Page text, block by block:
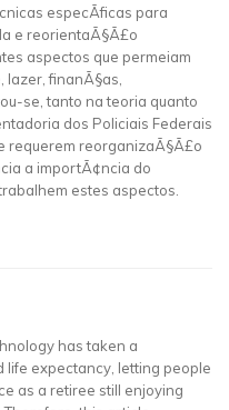
especÃ­ficas para
e reorientaÃ§Ã£o
aspectos que permeiam
lazer, finanÃ§as,
se, tanto na teoria quanto
dos Policiais Federais
requerem reorganizaÃ§Ã£o
a importÃ¢ncia do
estes aspectos.
has taken a
expectancy, letting people
as a retiree still enjoying